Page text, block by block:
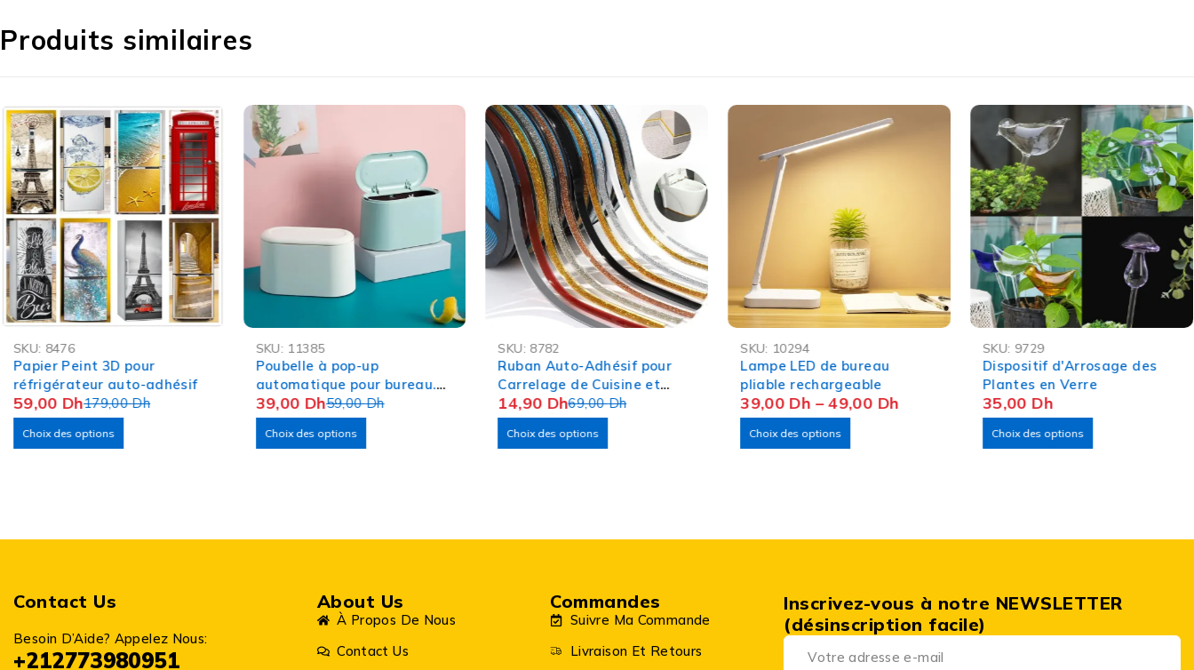
Produits similaires
OFFRE FLASH
SKU: 8476
Papier Peint 3D pour
réfrigérateur auto-adhésif
179,00Dh
59,00 Dh
Choix des options
SKU: 11385
Poubelle à pop-up
automatique pour bureau.
salle de bain ou cuisine
59,00Dh
39,00 Dh
Choix des options
OFFRE FLASH
SKU: 8782
Ruban Auto-Adhésif pour
Carrelage de Cuisine et
salle de bain 6 Mètres
69,00Dh
14,90 Dh
Choix des options
OFFRE FLASH
SKU: 10294
Lampe LED de bureau
pliable rechargeable
39,00 Dh –49,00 Dh
Choix des options
SKU: 9729
Dispositif d'Arrosage des
Plantes en Verre
35,00 Dh
Choix des options
Contact Us
Besoin D’Aide? Appelez Nous:
+212773980951
About Us
À Propos De Nous
Contact Us
Commandes
Suivre Ma Commande
Livraison Et Retours
Inscrivez-vous à notre NEWSLETTER
(désinscription facile)